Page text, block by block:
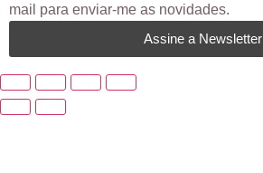
mail para enviar-me as novidades.
Assine a Newsletter